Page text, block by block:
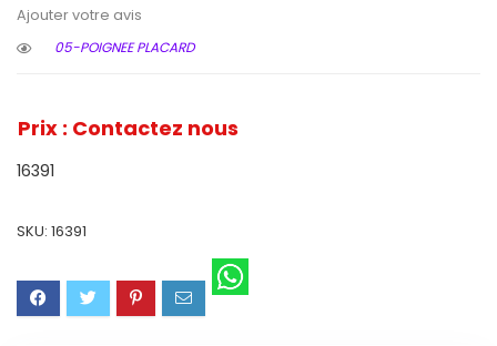
Ajouter votre avis
05-POIGNEE PLACARD
Prix : Contactez nous
16391
SKU: 16391